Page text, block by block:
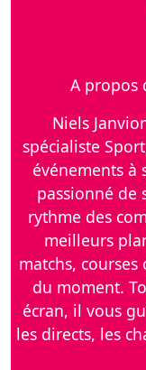
A propos
Niels
spécialiste
événements à
passionné de
rythme des
meilleurs
matchs,
du moment.
écran, il vous
les directs, les